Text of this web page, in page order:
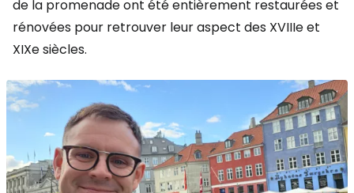
de la promenade ont été entièrement restaurées et
rénovées pour retrouver leur aspect des XVIIIe et
XIXe siècles.